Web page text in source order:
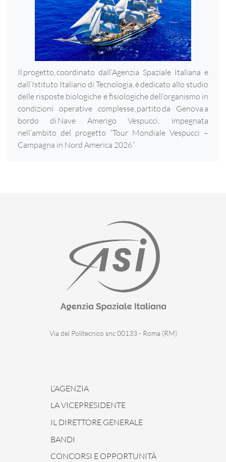
Il progetto, coordinato dall’Agenzia Spaziale Italiana e
dall’Istituto Italiano di Tecnologia, è dedicato allo studio
delle risposte biologiche e fisiologiche dell’organismo in
condizioni operative complesse, partito da Genova a
bordo di Nave Amerigo Vespucci, impegnata
nell’ambito del progetto “Tour Mondiale Vespucci –
Campagna in Nord America 2026”
Via del Politecnico snc 00133 - Roma (RM)
L’AGENZIA
LA VICEPRESIDENTE
IL DIRETTORE GENERALE
BANDI
CONCORSI E OPPORTUNITÀ